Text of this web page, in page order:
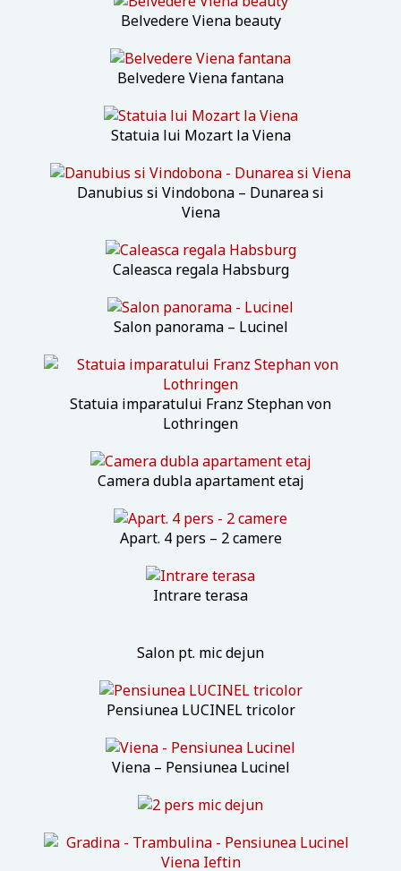
Belvedere Viena beauty
Belvedere Viena fantana
Statuia lui Mozart la Viena
Danubius si Vindobona – Dunarea si
Viena
Caleasca regala Habsburg
Salon panorama – Lucinel
Statuia imparatului Franz Stephan von
Lothringen
Camera dubla apartament etaj
Apart. 4 pers – 2 camere
Intrare terasa
Salon pt. mic dejun
Pensiunea LUCINEL tricolor
Viena – Pensiunea Lucinel